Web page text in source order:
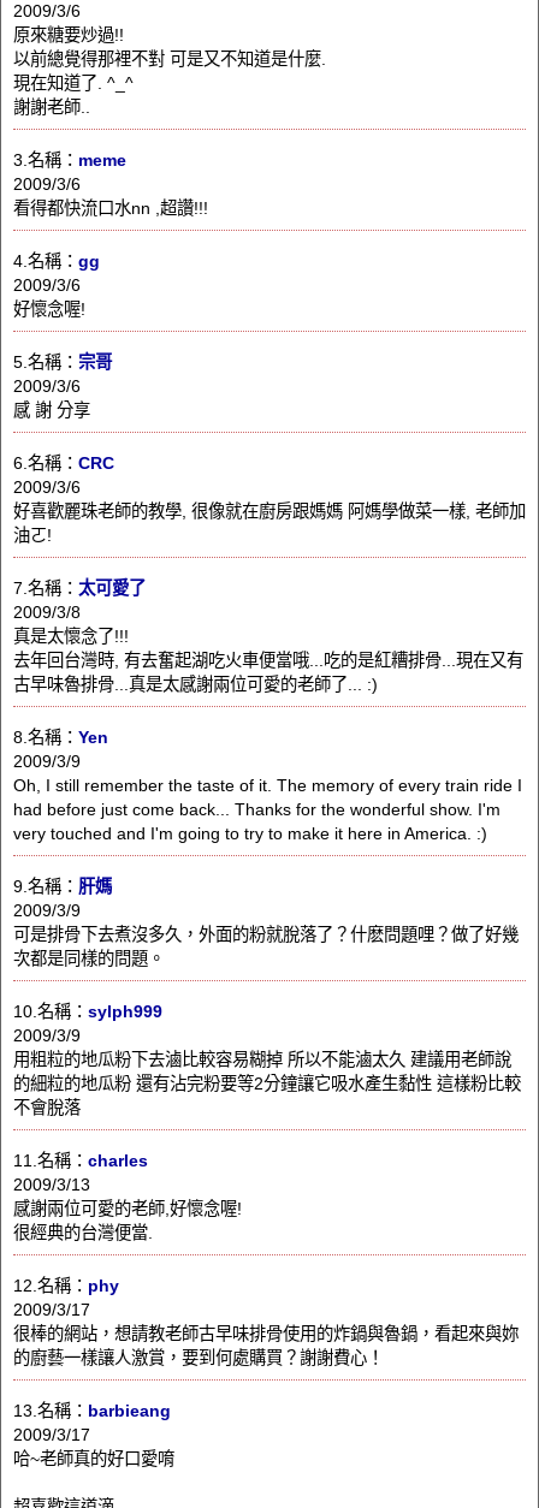
2009/3/6
原來糖要炒過!!
以前總覺得那裡不對 可是又不知道是什麼.
現在知道了. ^_^
謝謝老師..
3.名稱： meme
2009/3/6
看得都快流口水nn ,超讚!!!
4.名稱： gg
2009/3/6
好懷念喔!
5.名稱： 宗哥
2009/3/6
感 謝 分享
6.名稱： CRC
2009/3/6
好喜歡麗珠老師的教學, 很像就在廚房跟媽媽 阿媽學做菜一樣, 老師加
油ㄛ!
7.名稱： 太可愛了
2009/3/8
真是太懷念了!!!
去年回台灣時, 有去奮起湖吃火車便當哦...吃的是紅糟排骨...現在又有
古早味魯排骨...真是太感謝兩位可愛的老師了... :)
8.名稱： Yen
2009/3/9
Oh, I still remember the taste of it. The memory of every train ride I
had before just come back... Thanks for the wonderful show. I'm
very touched and I'm going to try to make it here in America. :)
9.名稱： 肝媽
2009/3/9
可是排骨下去煮沒多久，外面的粉就脫落了？什麽問題哩？做了好幾
次都是同樣的問題。
10.名稱： sylph999
2009/3/9
用粗粒的地瓜粉下去滷比較容易糊掉 所以不能滷太久 建議用老師說
的細粒的地瓜粉 還有沾完粉要等2分鐘讓它吸水產生黏性 這樣粉比較
不會脫落
11.名稱： charles
2009/3/13
感謝兩位可愛的老師,好懷念喔!
很經典的台灣便當.
12.名稱： phy
2009/3/17
很棒的網站，想請教老師古早味排骨使用的炸鍋與魯鍋，看起來與妳
的廚藝一樣讓人激賞，要到何處購買？謝謝費心！
13.名稱： barbieang
2009/3/17
哈~老師真的好口愛唷